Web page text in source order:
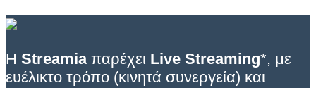
Η Streamiaπαρέχει Live Streaming*, με
ευέλικτο τρόπο (κινητά συνεργεία) και